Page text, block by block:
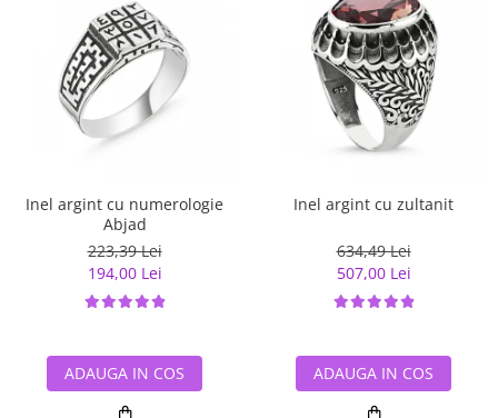
Inel argint cu numerologie
Abjad
223,39 Lei
194,00 Lei
ADAUGA IN COS
Inel argint cu zultanit
634,49 Lei
507,00 Lei
ADAUGA IN COS